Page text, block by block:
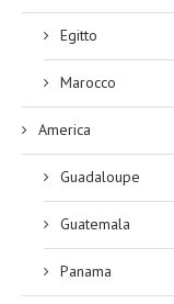
Egitto
Marocco
America
Guadaloupe
Guatemala
Panama